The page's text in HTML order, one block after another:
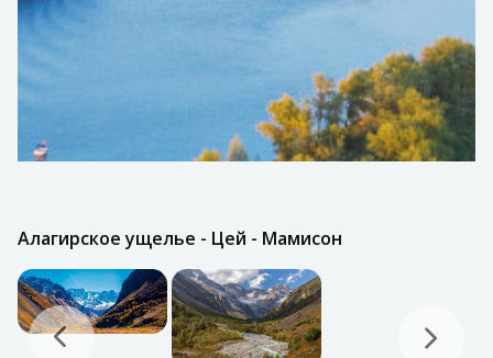
Алагирское ущелье - Цей - Мамисон